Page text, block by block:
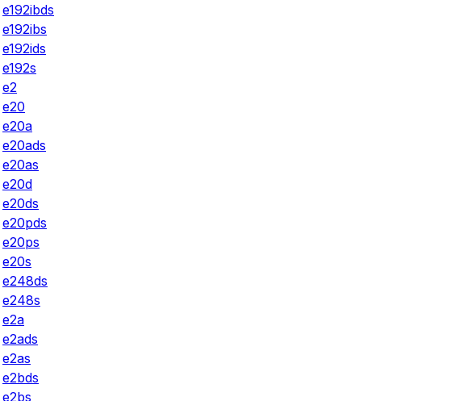
e192ibds
e192ibs
e192ids
e192s
e2
e20
e20a
e20ads
e20as
e20d
e20ds
e20pds
e20ps
e20s
e248ds
e248s
e2a
e2ads
e2as
e2bds
e2bs